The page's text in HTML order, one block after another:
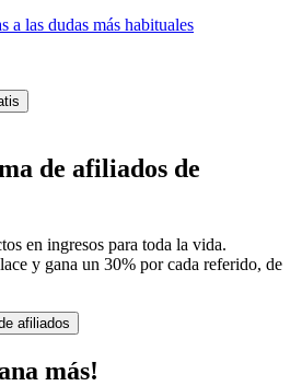
a las dudas más habituales
de afiliados de
en ingresos para toda la vida.
y gana un 30% por cada referido, de
afiliados
más!